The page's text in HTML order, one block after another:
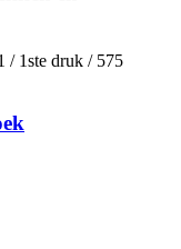
/ 1ste druk / 575